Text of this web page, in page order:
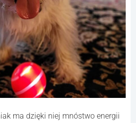
ma dzięki niej mnóstwo energii